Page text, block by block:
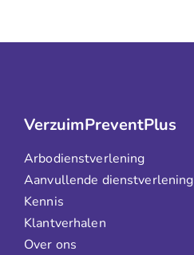
VerzuimPreventPlus
Arbodienstverlening
Aanvullende dienstverlening
Kennis
Klantverhalen
Over ons